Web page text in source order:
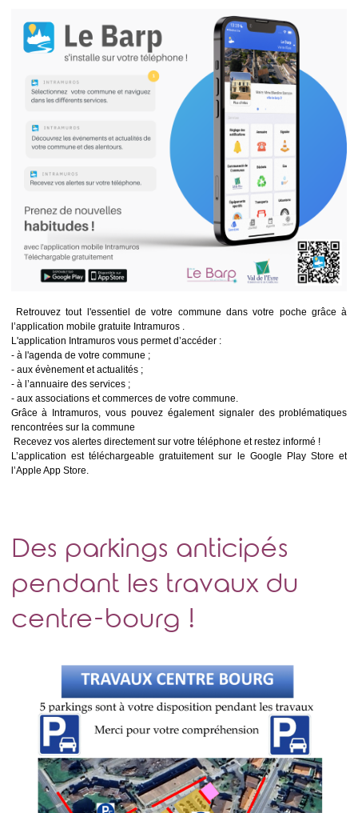
Retrouvez tout l'essentiel de votre commune dans votre poche grâce à
l’application mobile gratuite Intramuros .
L'application Intramuros vous permet d’accéder :
- à l'agenda de votre commune ;
- aux évènement et actualités ;
- à l’annuaire des services ;
- aux associations et commerces de votre commune.
Grâce à Intramuros, vous pouvez également signaler des problématiques
rencontrées sur la commune
Recevez vos alertes directement sur votre téléphone et restez informé !
L’application est téléchargeable gratuitement sur le Google Play Store et
l’Apple App Store.
Des parkings anticipés
pendant les travaux du
centre-bourg !